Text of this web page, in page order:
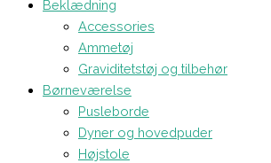
Beklædning
Accessories
Ammetøj
Graviditetstøj og tilbehør
Børneværelse
Pusleborde
Dyner og hovedpuder
Højstole